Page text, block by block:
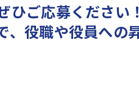
ひご応募ください
、役職や役員への